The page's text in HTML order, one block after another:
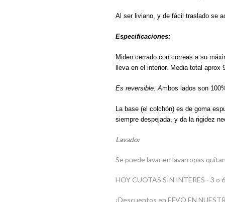
Al ser liviano, y de fácil traslado se
Especificaciones:
Miden cerrado con correas a su
lleva en el interior. Media total aprox
Es reversible. Ambos lados son
La base (el colchón) es de goma
siempre despejada, y da la rigidez
Lavado:
Se puede lavar en lavarropas
HOY CUOTAS SIN INTERES - 3
¡Descuentos en EFVO EN